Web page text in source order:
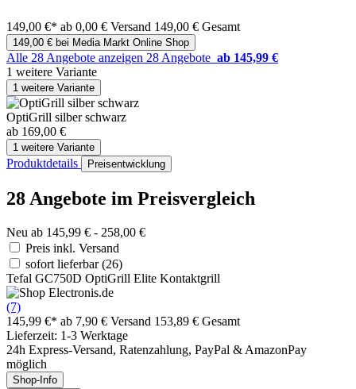
149,00 €* ab 0,00 € Versand 149,00 € Gesamt
149,00 € bei Media Markt Online Shop
Alle 28 Angebote anzeigen 28 Angebote ab 145,99 €
1 weitere Variante
1 weitere Variante
OptiGrill silber schwarz
ab 169,00 €
1 weitere Variante
Produktdetails Preisentwicklung
28 Angebote im Preisvergleich
Neu ab 145,99 € - 258,00 €
Preis inkl. Versand
sofort lieferbar(26)
Tefal GC750D OptiGrill Elite Kontaktgrill
(7)
145,99 €* ab 7,90 € Versand 153,89 € Gesamt
Lieferzeit: 1-3 Werktage
24h Express-Versand, Ratenzahlung, PayPal & AmazonPay
möglich
Shop-Info